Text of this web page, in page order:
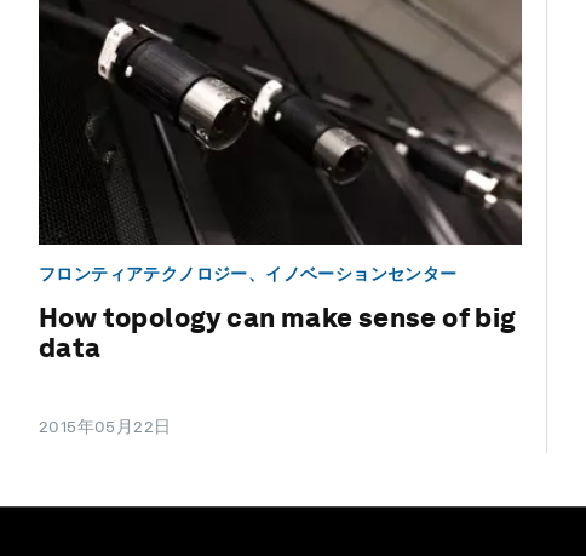
フロンティアテクノロジー、イノベーションセンター
How topology can make sense of big
data
2015年05月22日